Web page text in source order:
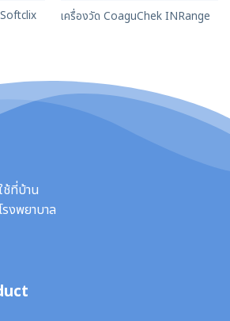
Softclix
เครื่องวัด CoaguChek INRange
ที่บ้าน
งพยาบาล